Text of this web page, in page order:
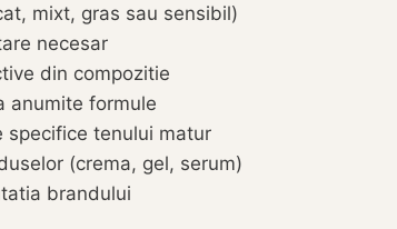
mixt, gras sau sensibil)
necesar
din compozitie
anumite formule
specifice tenului matur
(crema, gel, serum)
brandului